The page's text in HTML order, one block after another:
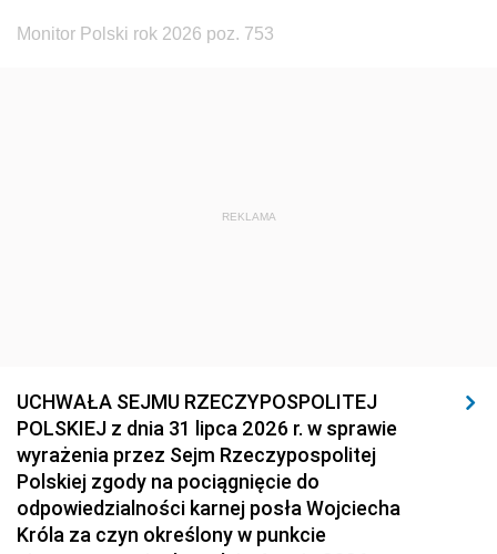
Monitor Polski rok 2026 poz. 753
REKLAMA
UCHWAŁA SEJMU RZECZYPOSPOLITEJ
POLSKIEJ z dnia 31 lipca 2026 r. w sprawie
wyrażenia przez Sejm Rzeczypospolitej
Polskiej zgody na pociągnięcie do
odpowiedzialności karnej posła Wojciecha
Króla za czyn określony w punkcie